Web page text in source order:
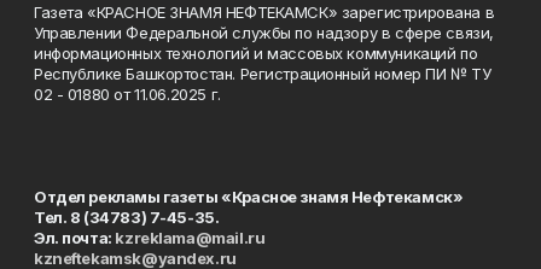
Газета «КРАСНОЕ ЗНАМЯ НЕФТЕКАМСК» зарегистрирована в
Управлении Федеральной службы по надзору в сфере связи,
информационных технологий и массовых коммуникаций по
Республике Башкортостан. Регистрационный номер ПИ № ТУ
02 - 01880 от 11.06.2025 г.
Отдел рекламы газеты «Красное знамя Нефтекамск»
Тел. 8 (34783) 7-45-35.
Эл. почта: kzreklama@mail.ru
kzneftekamsk@yandex.ru